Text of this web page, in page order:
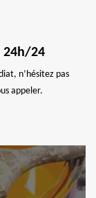
24h/24
n’hésitez pas
appeler.